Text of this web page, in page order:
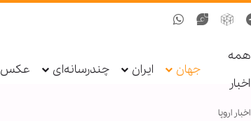
همه
اخبار
جهان ایران چندرسانه‌ای عکس
اخبار اروپا